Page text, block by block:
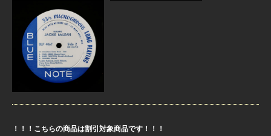
！！！こちらの商品は割引対象商品です！！！